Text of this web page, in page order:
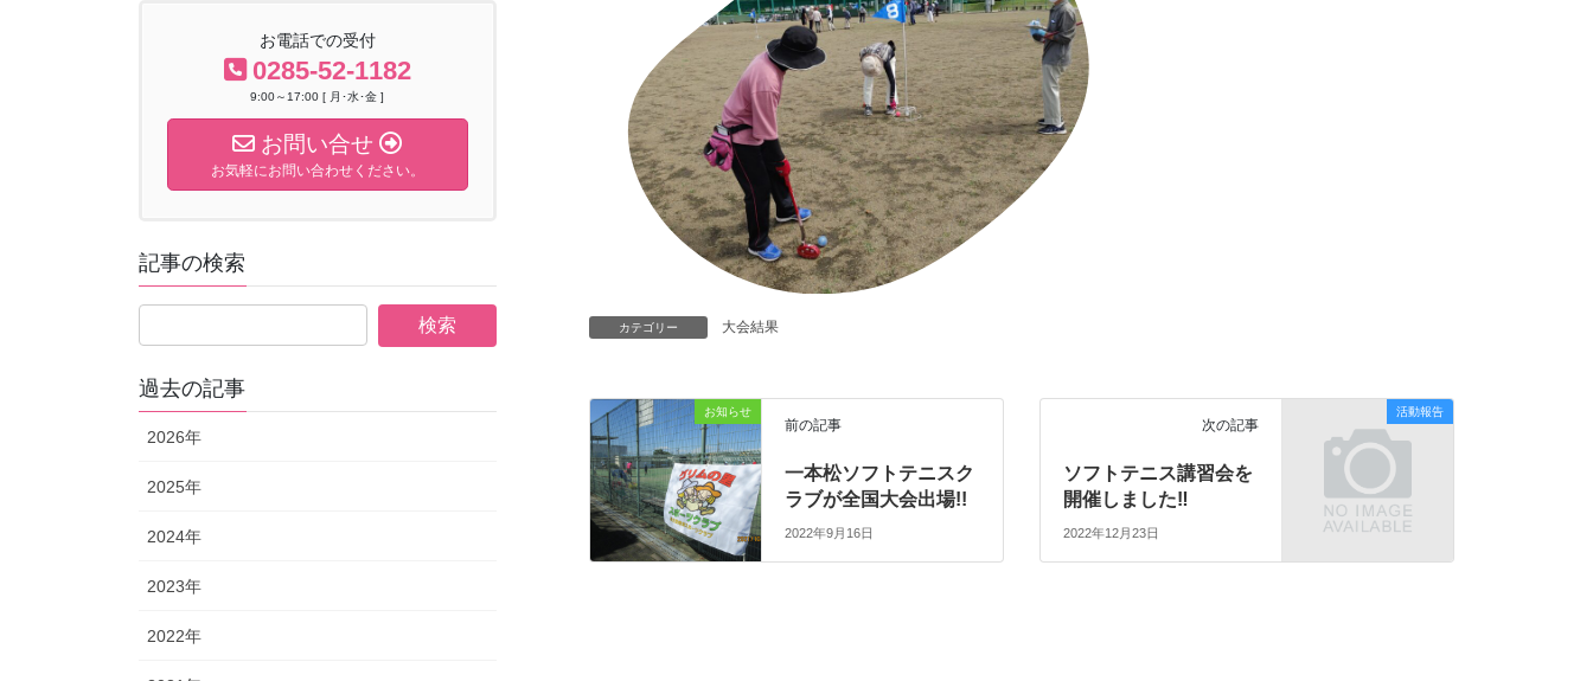
カテゴリー 大会結果
お知らせ
前の記事
一本松ソフトテニスク
ラブが全国大会出場!!
2022年9月16日
活動報告
次の記事
ソフトテニス講習会を
開催しました‼
2022年12月23日
お電話での受付
0285-52-1182
9:00～17:00 [ 月･水･金 ]
お問い合せ
お気軽にお問い合わせください。
記事の検索
過去の記事
2026年
2025年
2024年
2023年
2022年